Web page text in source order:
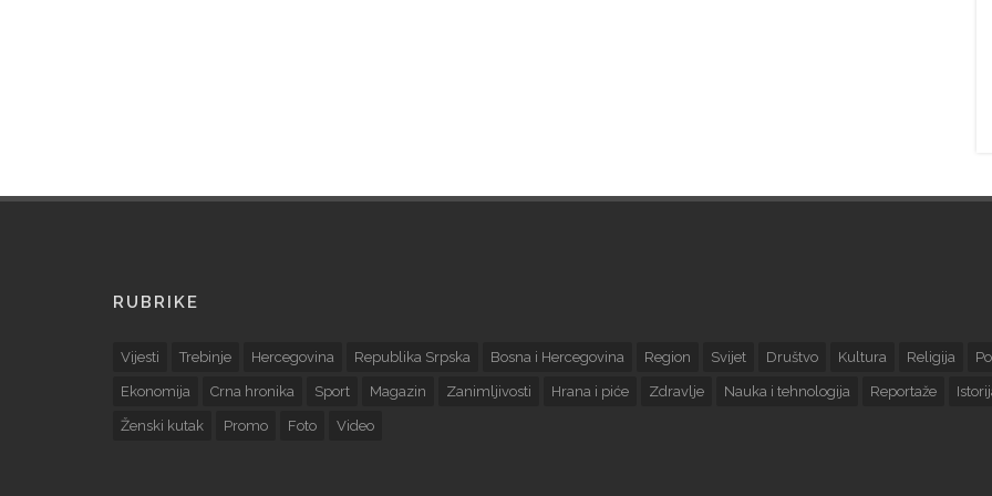
RUBRIKE
Vijesti Trebinje Hercegovina Republika Srpska Bosna i Hercegovina Region Svijet Društvo Kultura Religija
Ekonomija Crna hronika Sport Magazin Zanimljivosti Hrana i piće Zdravlje Nauka i tehnologija Reportaže
Ženski kutak Promo Foto Video